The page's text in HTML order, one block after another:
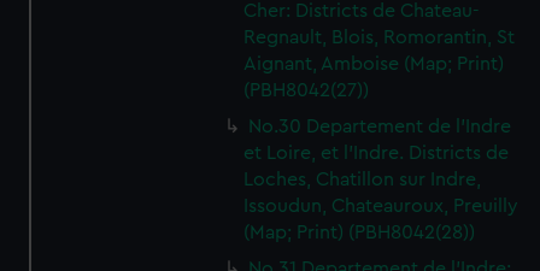
Cher: Districts de Chateau-
Regnault, Blois, Romorantin, St
Aignant, Amboise (Map; Print)
(PBH8042(27))
No.30 Departement de l'Indre
et Loire, et l'Indre. Districts de
Loches, Chatillon sur Indre,
Issoudun, Chateauroux, Preuilly
(Map; Print) (PBH8042(28))